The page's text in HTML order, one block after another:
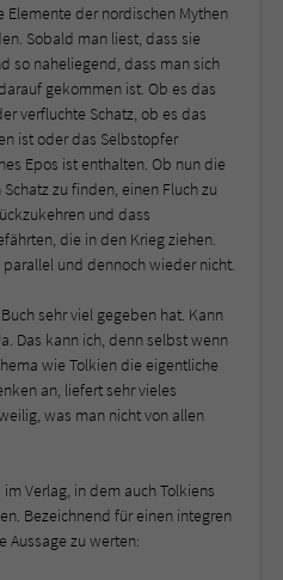
Elemente der nordischen Mythen
Sobald man liest, dass sie
so naheliegend, dass man sich
gekommen ist. Ob es das
verfluchte Schatz, ob es das
ist oder das Selbstopfer
Epos ist enthalten. Ob nun die
zu finden, einen Fluch zu
und dass
die in den Krieg ziehen.
und dennoch wieder nicht.
sehr viel gegeben hat. Kann
Das kann ich, denn selbst wenn
wie Tolkien die eigentliche
an, liefert sehr vieles
was man nicht von allen
Verlag, in dem auch Tolkiens
Bezeichnend für einen integren
Aussage zu werten: